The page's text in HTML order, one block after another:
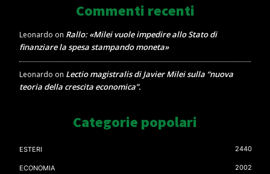
Commenti recenti
Leonardo on Rallo: «Milei vuole impedire allo Stato di
finanziare la spesa stampando moneta»
Leonardo on Lectio magistralis di Javier Milei sulla “nuova
teoria della crescita economica”.
Categorie popolari
ESTERI 2440
ECONOMIA 2002